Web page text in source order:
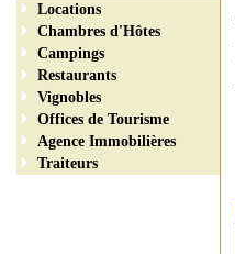
Locations
Chambres d'Hôtes
Campings
Restaurants
Vignobles
Offices de Tourisme
Agence Immobilières
Traiteurs